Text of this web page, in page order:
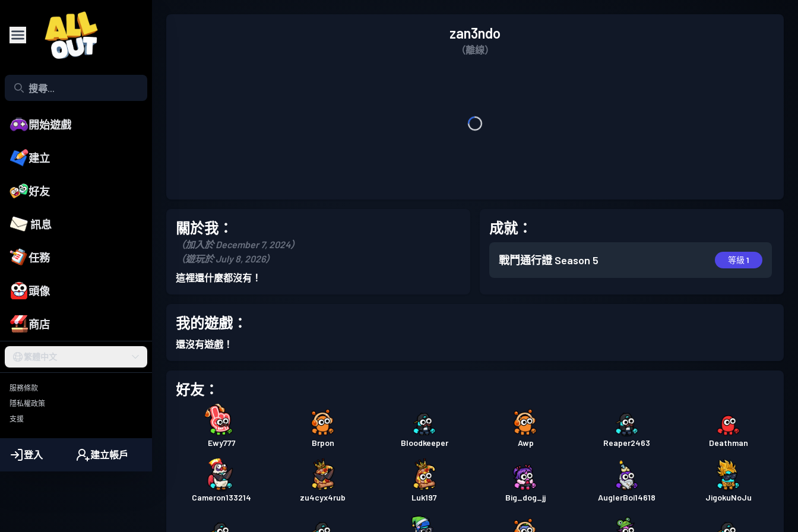
開始遊戲
建立
好友
訊息
任務
頭像
商店
繁體中文
服務條款
隱私權政策
支援
登入 建立帳戶
zan3ndo
（離線）
關於我：
（加入於 December 7, 2024）
（遊玩於 July 8, 2026）
這裡還什麼都沒有！
成就：
戰鬥通行證 Season 5 等級 1
我的遊戲：
還沒有遊戲！
好友：
Ewy777 Brpon Bloodkeeper Awp Reaper2463 Deathman
Cameron133214 zu4cyx4rub Luk197 Big_dog_jj AuglerBoi14618 JigokuNoJu